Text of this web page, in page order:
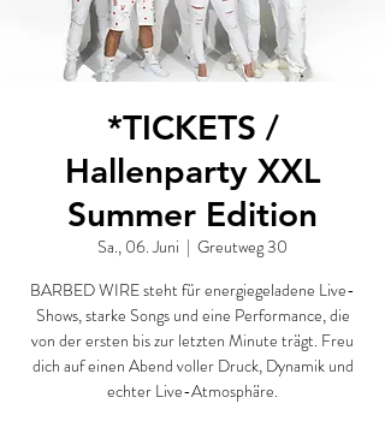
*TICKETS /
Hallenparty XXL
Summer Edition
Sa., 06. Juni
  |
Greutweg 30
BARBED WIRE steht für energiegeladene Live-
Shows, starke Songs und eine Performance, die
von der ersten bis zur letzten Minute trägt. Freu
dich auf einen Abend voller Druck, Dynamik und
echter Live-Atmosphäre.